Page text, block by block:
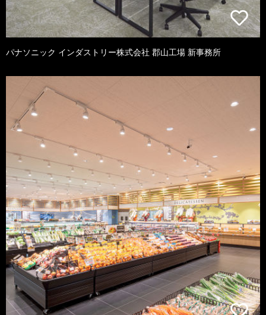
パナソニック インダストリー株式会社 郡山工場 新事務所